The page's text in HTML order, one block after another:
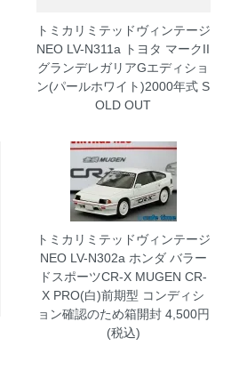
トミカリミテッドヴィンテージ
NEO LV-N311a トヨタ マークII
グランデレガリアGエディショ
ン(パールホワイト)2000年式 S
OLD OUT
トミカリミテッドヴィンテージ
NEO LV-N302a ホンダ バラー
ドスポーツCR-X MUGEN CR-
X PRO(白)前期型 コンディシ
ョン確認のため箱開封4,500円
(税込)